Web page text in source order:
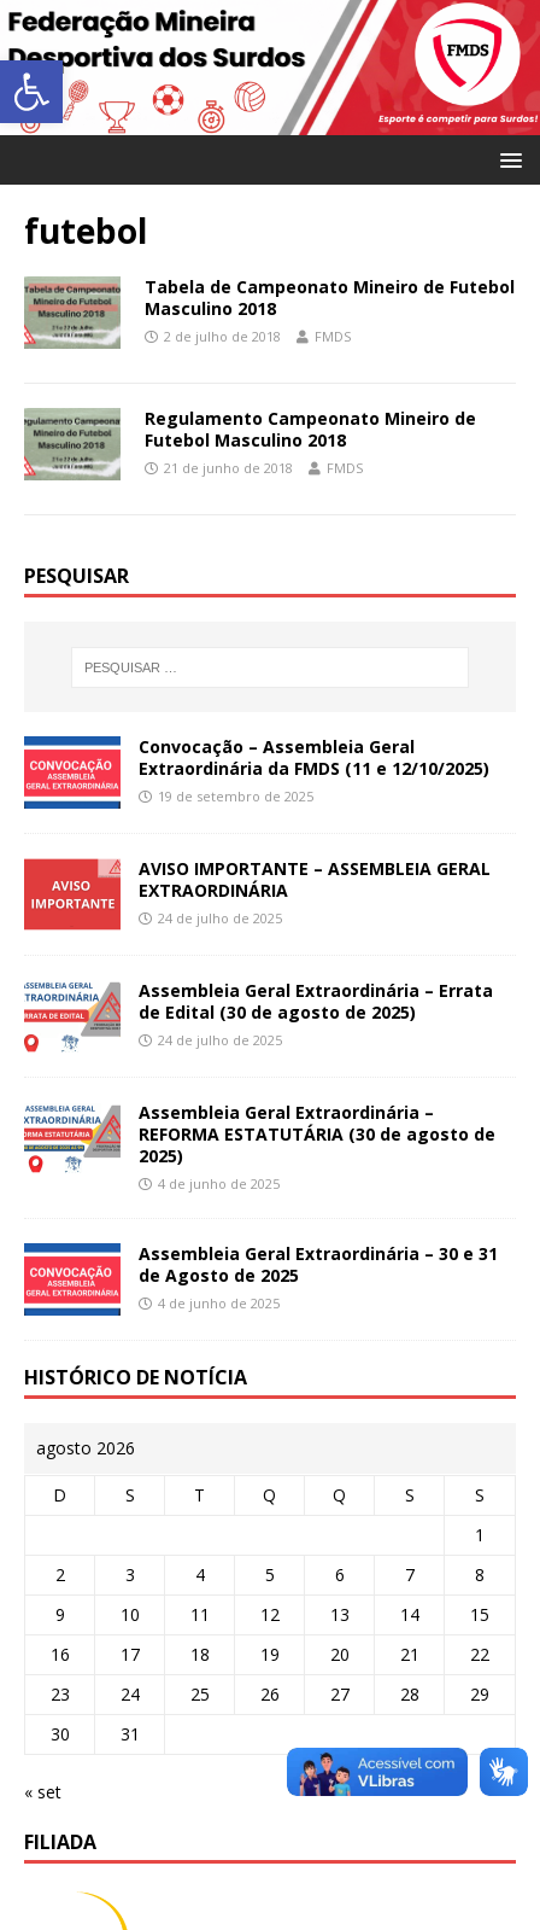
Abrir a barra de ferramentas
futebol
Tabela de Campeonato Mineiro de Futebol
Masculino 2018
2 de julho de 2018 FMDS
Regulamento Campeonato Mineiro de
Futebol Masculino 2018
21 de junho de 2018 FMDS
PESQUISAR
Convocação – Assembleia Geral
Extraordinária da FMDS (11 e 12/10/2025)
19 de setembro de 2025
AVISO IMPORTANTE – ASSEMBLEIA GERAL
EXTRAORDINÁRIA
24 de julho de 2025
Assembleia Geral Extraordinária – Errata
de Edital (30 de agosto de 2025)
24 de julho de 2025
Assembleia Geral Extraordinária –
REFORMA ESTATUTÁRIA (30 de agosto de
2025)
4 de junho de 2025
Assembleia Geral Extraordinária – 30 e 31
de Agosto de 2025
4 de junho de 2025
HISTÓRICO DE NOTÍCIA
agosto 2026
D S T Q Q S
S
1
2
3 4 5 6 7
8
9
10 11 12 13 14
15
16
17 18 19 20 21
22
23
24 25 26 27 28
29
30
31
« set
FILIADA